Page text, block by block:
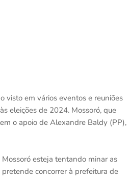
visto em vários eventos e reuniões
eleições de 2024. Mossoró, que
o apoio de Alexandre Baldy (PP),
esteja tentando minar as
concorrer à prefeitura de